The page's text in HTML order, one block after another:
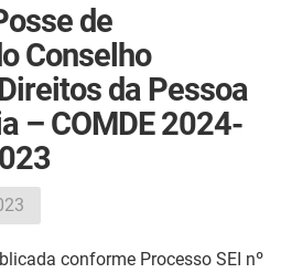
de
Conselho
da Pessoa
– COMDE 2024-
conforme Processo SEI nº